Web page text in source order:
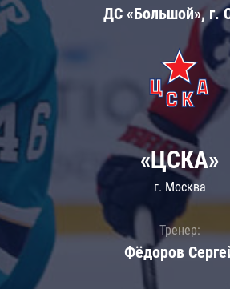
ДС «Большой», г.
«ЦСКА»
г. Москва
Тренер:
Фёдоров